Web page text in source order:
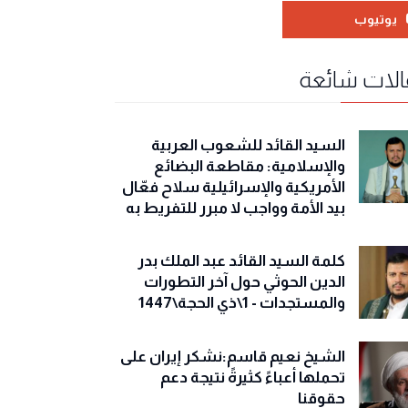
يوتيوب
شائعة
السيد القائد للشعوب العربية
والإسلامية: مقاطعة البضائع
الأمريكية والإسرائيلية سلاح فعّال
بيد الأمة وواجب لا مبرر للتفريط به
كلمة السيد القائد عبد الملك بدر
الدين الحوثي حول آخر التطورات
والمستجدات - 1\ذي الحجة\1447
الشيخ نعيم قاسم:نشكر إيران على
تحملها أعباءً كثيرةً نتيجة دعم
حقوقنا